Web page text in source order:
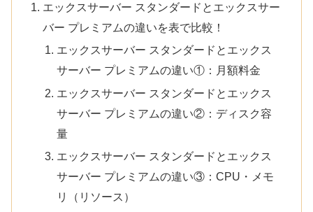
エックスサーバー スタンダードとエックスサー
バー プレミアムの違いを表で比較！
エックスサーバー スタンダードとエックス
サーバー プレミアムの違い①：月額料金
エックスサーバー スタンダードとエックス
サーバー プレミアムの違い②：ディスク容
量
エックスサーバー スタンダードとエックス
サーバー プレミアムの違い③：CPU・メモ
リ（リソース）